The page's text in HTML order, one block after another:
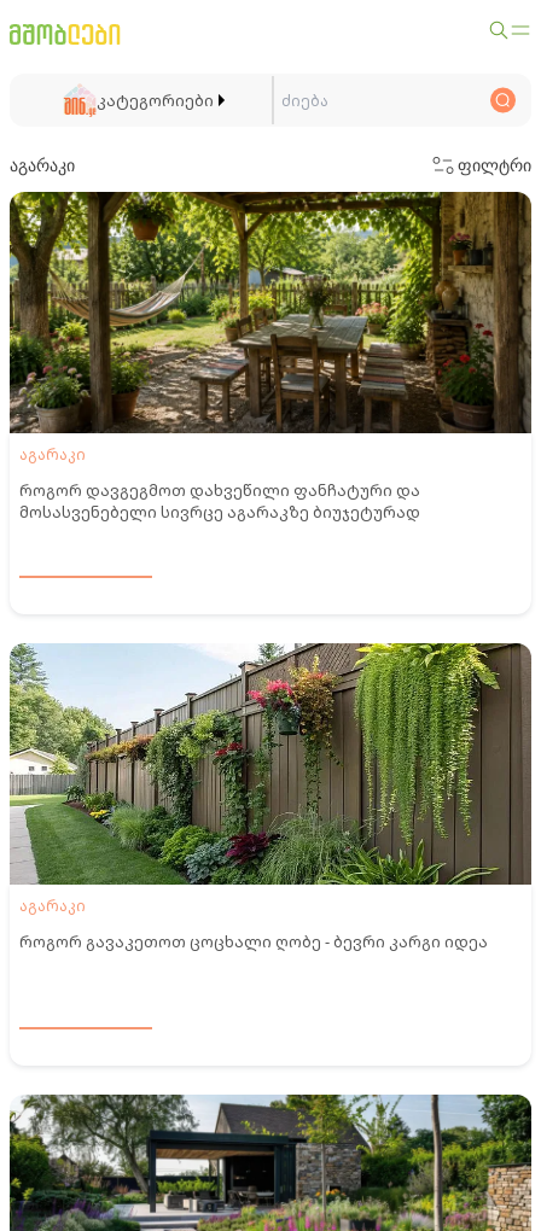
კატეგორიები
აგარაკი ფილტრი
აგარაკი
როგორ დავგეგმოთ დახვეწილი ფანჩატური და
მოსასვენებელი სივრცე აგარაკზე ბიუჯეტურად
აგარაკი
როგორ გავაკეთოთ ცოცხალი ღობე - ბევრი კარგი იდეა